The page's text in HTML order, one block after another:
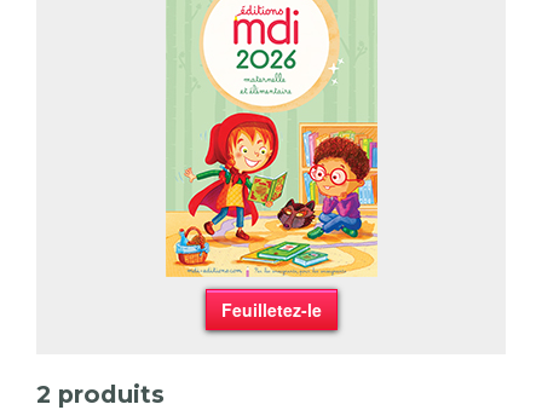
Feuilletez-le
2 produits